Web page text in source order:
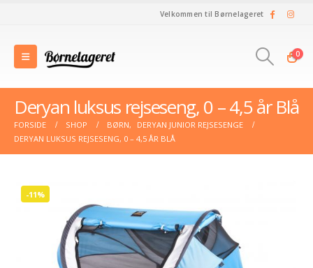
Velkommen til Børnelageret
0
Deryan luksus rejseseng, 0 – 4,5 år Blå
FORSIDE SHOP BØRN,
DERYAN JUNIOR REJSESENGE
DERYAN LUKSUS REJSESENG, 0 – 4,5 ÅR BLÅ
-11%